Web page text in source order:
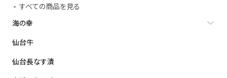
すべての商品を見る
海の幸
仙台牛
仙台長なす漬